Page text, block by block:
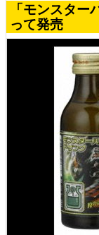
「モンスタ
って発売